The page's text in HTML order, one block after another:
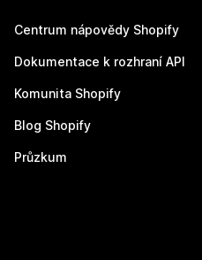
Centrum nápovědy Shopify
Dokumentace k rozhraní API
Komunita Shopify
Blog Shopify
Průzkum